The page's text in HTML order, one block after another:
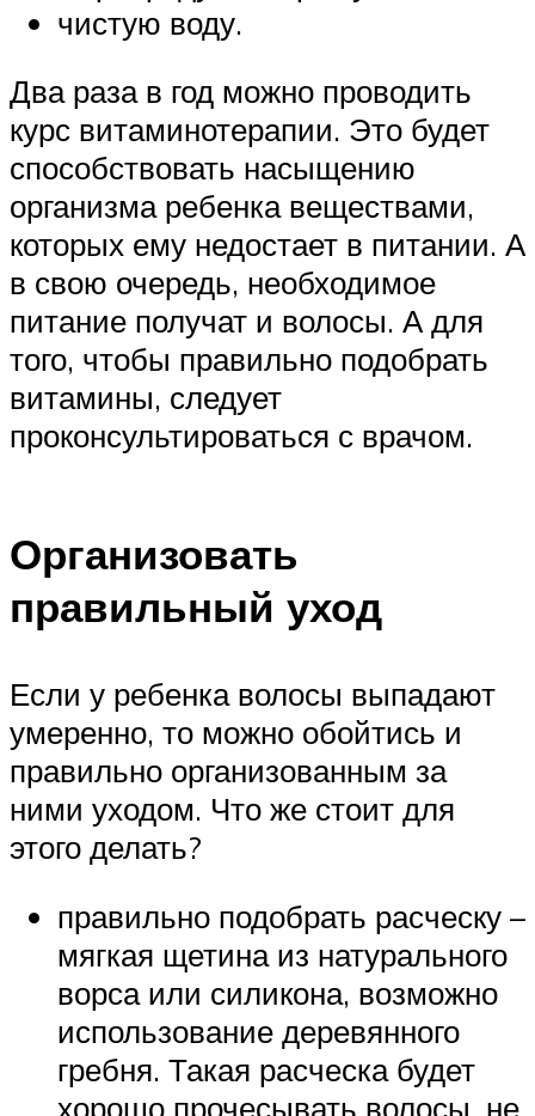
чистую воду.
Два раза в год можно проводить
курс витаминотерапии. Это будет
способствовать насыщению
организма ребенка веществами,
которых ему недостает в питании. А
в свою очередь, необходимое
питание получат и волосы. А для
того, чтобы правильно подобрать
витамины, следует
проконсультироваться с врачом.
Организовать
правильный уход
Если у ребенка волосы выпадают
умеренно, то можно обойтись и
правильно организованным за
ними уходом. Что же стоит для
этого делать?
правильно подобрать расческу –
мягкая щетина из натурального
ворса или силикона, возможно
использование деревянного
гребня. Такая расческа будет
хорошо прочесывать волосы, не